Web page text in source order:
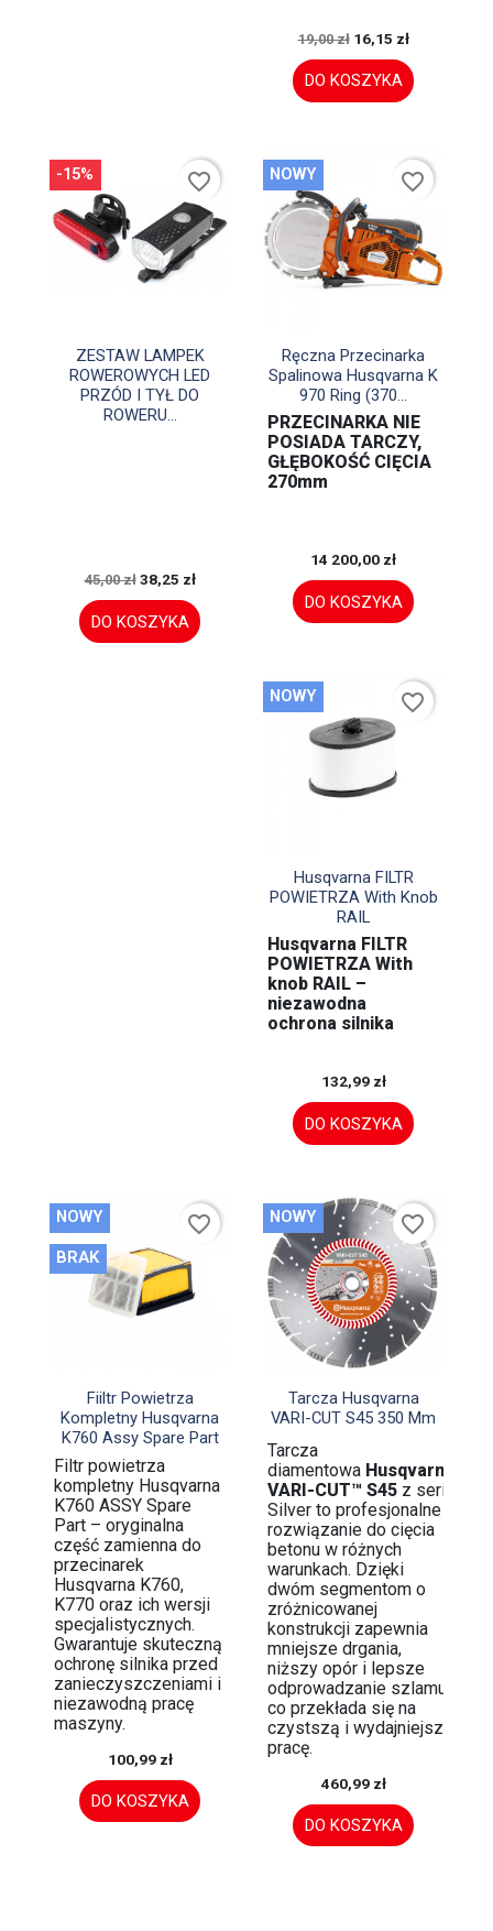
19,00 zł 16,15 zł
DO KOSZYKA
Szybki podgląd
ZESTAW LAMPEK
ROWEROWYCH LED
PRZÓD I TYŁ DO
ROWERU...
45,00 zł 38,25 zł
DO KOSZYKA
-15% favorite_border
Szybki podgląd
Ręczna Przecinarka
Spalinowa Husqvarna K
970 Ring (370...
PRZECINARKA NIE
POSIADA TARCZY,
GŁĘBOKOŚĆ CIĘCIA
270mm
14 200,00 zł
DO KOSZYKA
NOWY favorite_border
Szybki podgląd
Husqvarna FILTR
POWIETRZA With Knob
RAIL
Husqvarna FILTR
POWIETRZA With
knob RAIL –
niezawodna
ochrona silnika
132,99 zł
DO KOSZYKA
NOWY favorite_border
Szybki podgląd
Fiiltr Powietrza
Kompletny Husqvarna
K760 Assy Spare Part
Filtr powietrza
kompletny Husqvarna
K760 ASSY Spare
Part – oryginalna
część zamienna do
przecinarek
Husqvarna K760,
K770 oraz ich wersji
specjalistycznych.
Gwarantuje skuteczną
ochronę silnika przed
zanieczyszczeniami i
niezawodną pracę
maszyny.
100,99 zł
DO KOSZYKA
NOWY
BRAK
favorite_border
Szybki podgląd
Tarcza Husqvarna
VARI-CUT S45 350 Mm
Tarcza
diamentowa Husqvarna
VARI-CUT™ S45z serii
Silver to profesjonalne
rozwiązanie do cięcia
betonu w różnych
warunkach. Dzięki
dwóm segmentom o
zróżnicowanej
konstrukcji zapewnia
mniejsze drgania,
niższy opór i lepsze
odprowadzanie szlamu,
co przekłada się na
czystszą i wydajniejszą
pracę.
460,99 zł
DO KOSZYKA
NOWY favorite_border